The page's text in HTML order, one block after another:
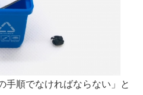
手順でなければならない」と